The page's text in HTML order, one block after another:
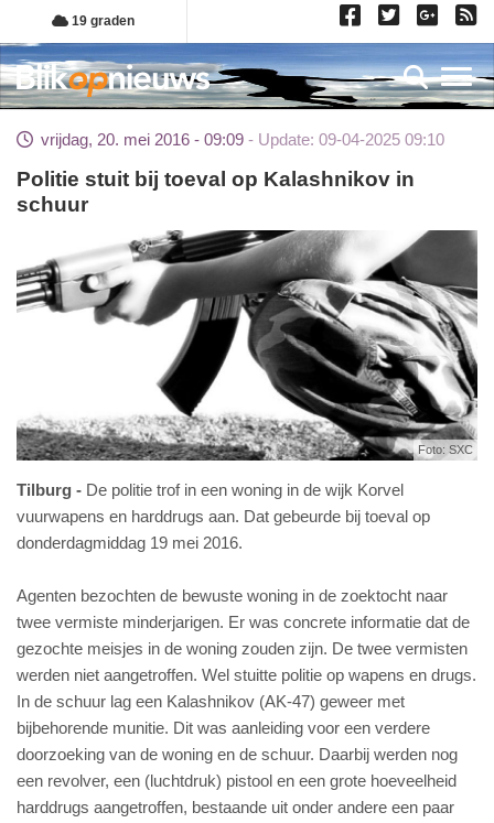
Overslaan
en
naar
de
gaan
19 graden
vrijdag, 20. mei 2016 - 09:09 Update: 09-04-2025 09:10
Politie stuit bij toeval op Kalashnikov in
schuur
Foto: SXC
Tilburg
De politie trof in een woning in de wijk Korvel
vuurwapens en harddrugs aan. Dat gebeurde bij toeval op
donderdagmiddag 19 mei 2016.
Agenten bezochten de bewuste woning in de zoektocht naar
twee vermiste minderjarigen. Er was concrete informatie dat de
gezochte meisjes in de woning zouden zijn. De twee vermisten
werden niet aangetroffen. Wel stuitte politie op wapens en drugs.
In de schuur lag een Kalashnikov (AK-47) geweer met
bijbehorende munitie. Dit was aanleiding voor een verdere
doorzoeking van de woning en de schuur. Daarbij werden nog
een revolver, een (luchtdruk) pistool en een grote hoeveelheid
harddrugs aangetroffen, bestaande uit onder andere een paar